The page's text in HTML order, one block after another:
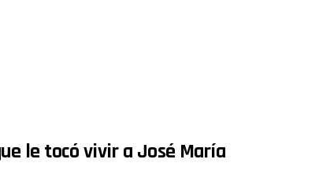
le tocó vivir a José María